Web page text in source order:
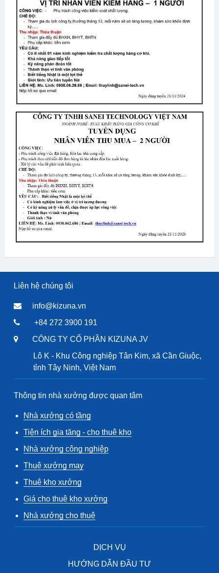
Liên hệ chúng tôi
info@kizuna.vn
+84 272 3900 191
CÔNG TY CỔ PHẦN KIZUNA JV
Lô K - Khu Công nghiệp Tân Kim, xã Cần Giuộc,
tỉnh Tây Ninh, Việt Nam
Thông tin nhà xưởng được quan tâm
Nhà xưởng có tầng
Tiện ích gia tăng - cho thuê kho
Nhà xưởng công nghiệp
Thuê xưởng may
Thuê kho xưởng
Giá cho thuê kho xưởng
Nhà xưởng cho thuê
DỊCH VỤ
HƯỚNG DẪN ĐẦU TƯ